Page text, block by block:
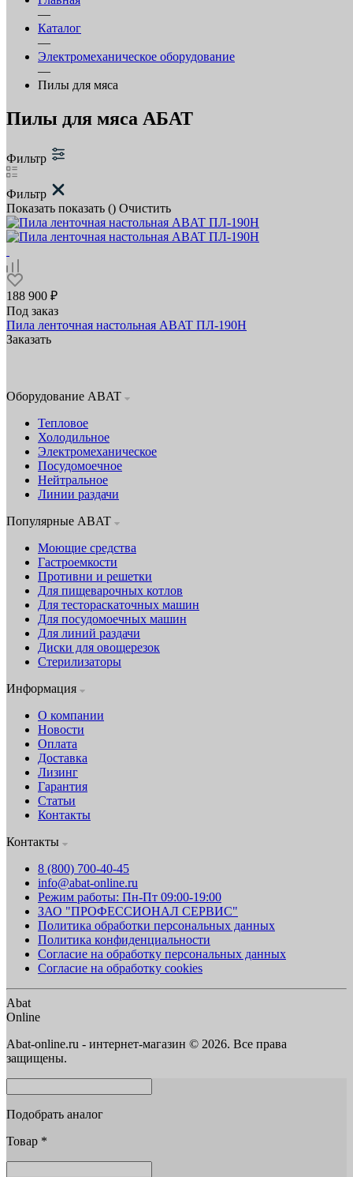
—
Каталог
—
Электромеханическое оборудование
—
Пилы для мяса
Пилы для мяса АБАТ
Фильтр
Фильтр
Показать показать () Очистить
188 900 ₽
Под заказ
Пила ленточная настольная ABAT ПЛ-190Н
Заказать
Оборудование ABAT
Тепловое
Холодильное
Электромеханическое
Посудомоечное
Нейтральное
Линии раздачи
Популярные ABAT
Моющие средства
Гастроемкости
Противни и решетки
Для пищеварочных котлов
Для тестораскаточных машин
Для посудомоечных машин
Для линий раздачи
Диски для овощерезок
Стерилизаторы
Информация
О компании
Новости
Оплата
Доставка
Лизинг
Гарантия
Статьи
Контакты
Контакты
8 (800) 700-40-45
info@abat-online.ru
Режим работы: Пн-Пт 09:00-19:00
ЗАО "ПРОФЕССИОНАЛ СЕРВИС"
Политика обработки персональных данных
Политика конфиденциальности
Согласие на обработку персональных данных
Согласие на обработку cookies
Abat
Online
Abat-online.ru - интернет-магазин © 2026. Все права
защищены.
Подобрать аналог
Товар *